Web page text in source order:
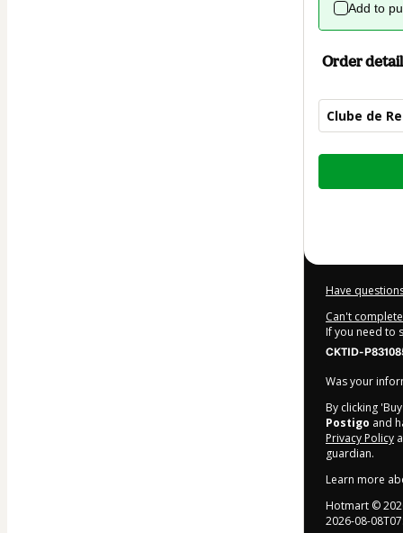
Add to
Order
Clube de
Total
Have
Can't
If you need to
CKTID-
Was your
By clicking
Postigo and
Privacy Policy
guardian.
Learn more
Hotmart ©
2026-08-